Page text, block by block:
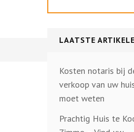
LAATSTE
Kosten notaris bij
verkoop van uw
moet weten
Prachtig Huis te